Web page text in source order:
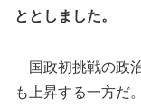
ととしました。
国政初挑戦の政
も上昇する一方だ